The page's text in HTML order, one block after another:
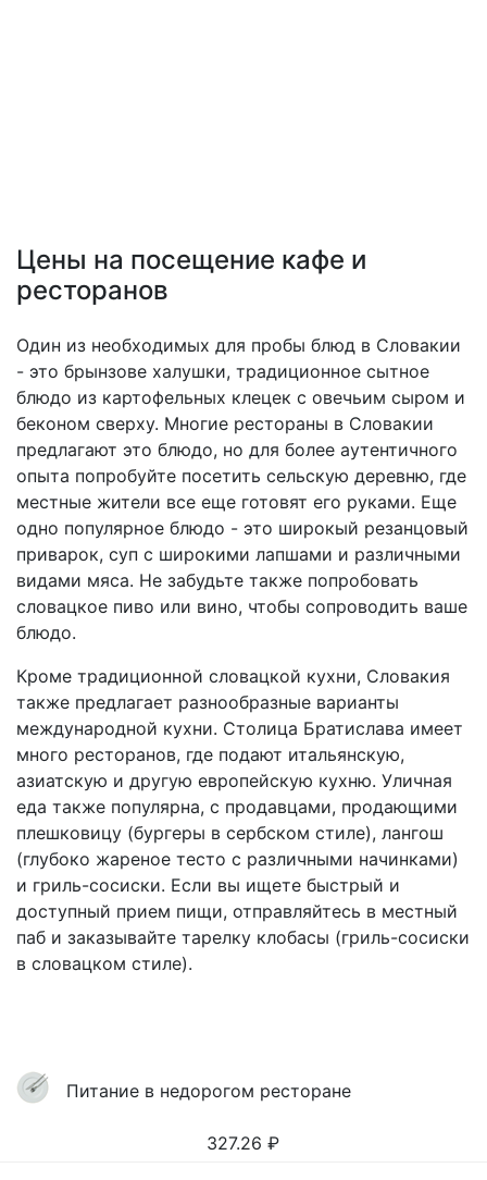
Цены на посещение кафе и
ресторанов
Один из необходимых для пробы блюд в Словакии
- это брынзове халушки, традиционное сытное
блюдо из картофельных клецек с овечьим сыром и
беконом сверху. Многие рестораны в Словакии
предлагают это блюдо, но для более аутентичного
опыта попробуйте посетить сельскую деревню, где
местные жители все еще готовят его руками. Еще
одно популярное блюдо - это широкый резанцовый
приварок, суп с широкими лапшами и различными
видами мяса. Не забудьте также попробовать
словацкое пиво или вино, чтобы сопроводить ваше
блюдо.
Кроме традиционной словацкой кухни, Словакия
также предлагает разнообразные варианты
международной кухни. Столица Братислава имеет
много ресторанов, где подают итальянскую,
азиатскую и другую европейскую кухню. Уличная
еда также популярна, с продавцами, продающими
плешковицу (бургеры в сербском стиле), лангош
(глубоко жареное тесто с различными начинками)
и гриль-сосиски. Если вы ищете быстрый и
доступный прием пищи, отправляйтесь в местный
паб и заказывайте тарелку клобасы (гриль-сосиски
в словацком стиле).
Питание в недорогом ресторане
327.26 ₽